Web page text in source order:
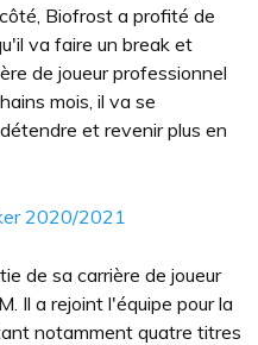
Biofrost a profité de
va faire un break et
de joueur professionnel
mois, il va se
et revenir plus en
2020/2021
de sa carrière de joueur
Il a rejoint l'équipe pour la
notamment quatre titres